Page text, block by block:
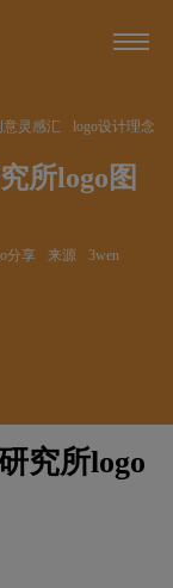
意灵感汇
logo设计理念
所logo图
分享 来源 3wen
究所logo